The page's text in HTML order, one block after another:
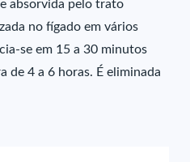
absorvida pelo trato
no fígado em vários
se em 15 a 30 minutos
de 4 a 6 horas. É eliminada